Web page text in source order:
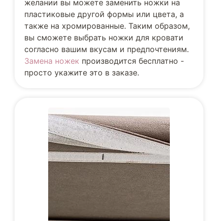
желании вы можете заменить ножки на
пластиковые другой формы или цвета, а
также на хромированные. Таким образом,
вы сможете выбрать ножки для кровати
согласно вашим вкусам и предпочтениям.
Замена ножек производится бесплатно -
просто укажите это в заказе.